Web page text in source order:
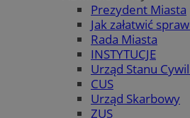
Prezydent Miasta
Jak załatwić
Rada Miasta
INSTYTUCJE
Urząd Stanu
CUS
Urząd Skarbowy
ZUS